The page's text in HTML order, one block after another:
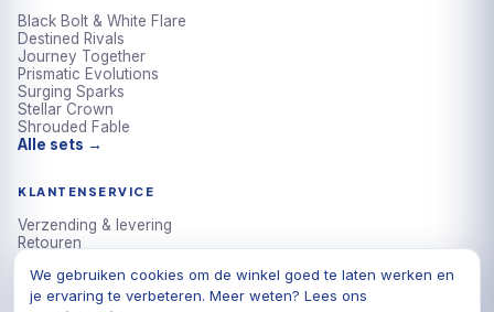
Black Bolt & White Flare
Destined Rivals
Journey Together
Prismatic Evolutions
Surging Sparks
Stellar Crown
Shrouded Fable
Alle sets →
KLANTENSERVICE
Verzending & levering
Retouren
Klachten
Algemene voorwaarden
We gebruiken cookies om de winkel goed te laten werken en
je ervaring te verbeteren. Meer weten? Lees ons